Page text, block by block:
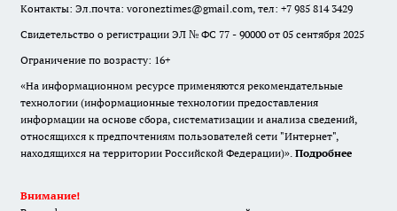
Контакты: Эл.почта: voroneztimes@gmail.com, тел: +7 985 814 3429
Свидетельство о регистрации ЭЛ № ФС 77 - 90000 от 05 сентября 2025
Ограничение по возрасту: 16+
«На информационном ресурсе применяются рекомендательные
технологии (информационные технологии предоставления
информации на основе сбора, систематизации и анализа сведений,
относящихся к предпочтениям пользователей сети "Интернет",
находящихся на территории Российской Федерации)». Подробнее
Внимание!